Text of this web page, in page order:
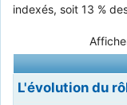
indexés, soit 13 %
L'évolution du